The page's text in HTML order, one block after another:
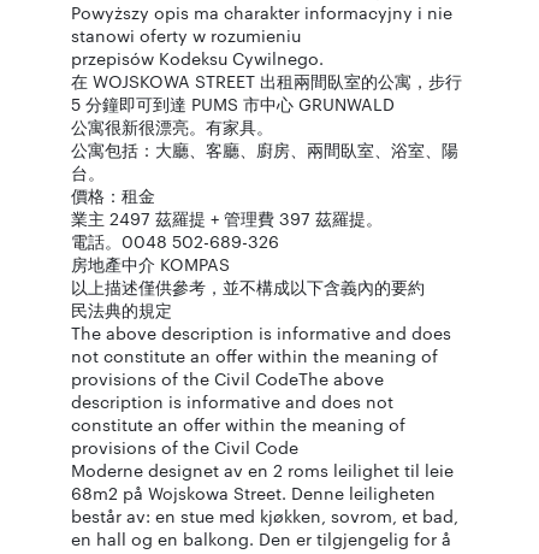
Powyższy opis ma charakter informacyjny i nie
stanowi oferty w rozumieniu
przepisów Kodeksu Cywilnego.
在 WOJSKOWA STREET 出租兩間臥室的公寓，步行
5 分鐘即可到達 PUMS 市中心 GRUNWALD
公寓很新很漂亮。有家具。
公寓包括：大廳、客廳、廚房、兩間臥室、浴室、陽
台。
價格：租金
業主 2497 茲羅提 + 管理費 397 茲羅提。
電話。0048 502-689-326
房地產中介 KOMPAS
以上描述僅供參考，並不構成以下含義內的要約
民法典的規定
The above description is informative and does
not constitute an offer within the meaning of
provisions of the Civil CodeThe above
description is informative and does not
constitute an offer within the meaning of
provisions of the Civil Code
Moderne designet av en 2 roms leilighet til leie
68m2 på Wojskowa Street. Denne leiligheten
består av: en stue med kjøkken, sovrom, et bad,
en hall og en balkong. Den er tilgjengelig for å